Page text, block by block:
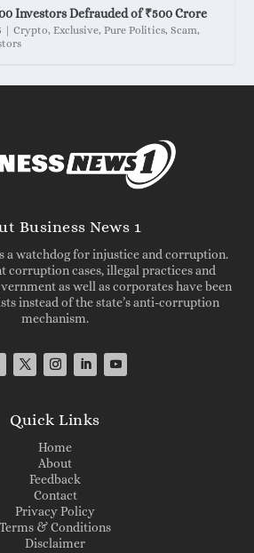
Investors Defrauded of ₹500 Crore
|Crypto,Exclusive,Pure Politics,Scam,
Business News 1
a watchdog for injustice and corruption.
corruption cases, illegal practices and
as well as corporates have been
instead of the state’s anti-corruption
mechanism.
Quick Links
Home
About
Feedback
Contact
Privacy Policy
Terms & Conditions
Disclaimer